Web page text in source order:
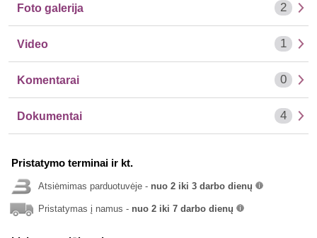
Foto galerija 2
Video 1
Komentarai 0
Dokumentai 4
Pristatymo terminai ir kt.
Atsiėmimas parduotuvėje - nuo 2 iki 3 darbo dienų
Pristatymas į namus - nuo 2 iki 7 darbo dienų